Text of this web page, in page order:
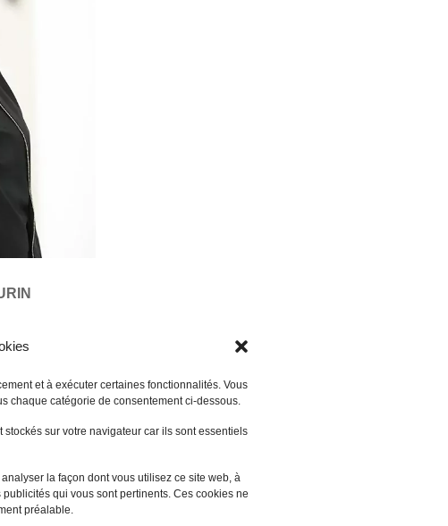
et à exécuter certaines fonctionnalités. Vous
chaque catégorie de consentement ci-dessous.
sur votre navigateur car ils sont essentiels
la façon dont vous utilisez ce site web, à
qui vous sont pertinents. Ces cookies ne
préalable.